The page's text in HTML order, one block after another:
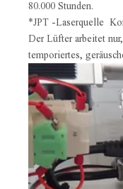
80.000 Stunden.
*JPT -Laserquelle
Der Lüfter arbeitet
temporiertes,